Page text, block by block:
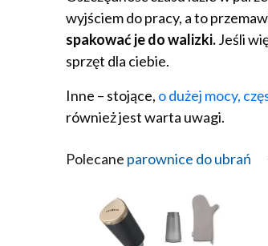
wyjściem do pracy, a to
spakować je do walizki.Jeśli
sprzęt dla ciebie.
Inne – stojące, o dużej mocy,
również jest warta uwagi.
Polecane parownice do ubrań